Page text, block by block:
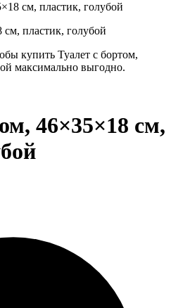
см, пластик, голубой
купить Туалет с бортом,
максимально выгодно.
46×35×18 см,